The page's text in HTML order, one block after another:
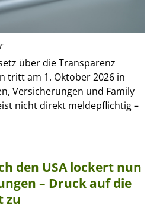
über die Transparenz
tritt am 1. Oktober 2026 in
Versicherungen und Family
nicht direkt meldepflichtig –
den USA lockert nun
– Druck auf die
zu